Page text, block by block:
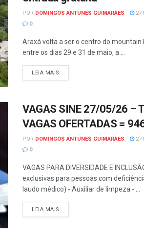
POR DOMINGOS ANTUNES GUIMARÃES
27
0
Araxá volta a ser o centro do mountain
entre os dias 29 e 31 de maio, a ...
LEIA MAIS
VAGAS SINE 27/05/26 –
VAGAS OFERTADAS =
POR DOMINGOS ANTUNES GUIMARÃES
27
0
VAGAS PARA DIVERSIDADE E
exclusivas para pessoas com
laudo médico) - Auxiliar de limpeza - ...
LEIA MAIS